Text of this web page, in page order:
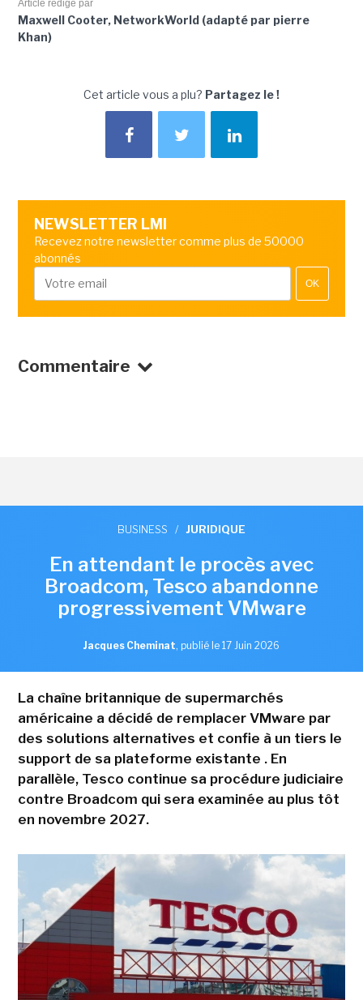
Article rédigé par
Maxwell Cooter, NetworkWorld (adapté par pierre
Khan)
Cet article vous a plu? Partagez le !
NEWSLETTER LMI
Recevez notre newsletter comme plus de 50000
abonnés
OK
Commentaire
BUSINESS / JURIDIQUE
En attendant le procès avec
Broadcom, Tesco abandonne
progressivement VMware
Jacques Cheminat, publié le 17 Juin 2026
La chaîne britannique de supermarchés
américaine a décidé de remplacer VMware par
des solutions alternatives et confie à un tiers le
support de sa plateforme existante . En
parallèle, Tesco continue sa procédure judiciaire
contre Broadcom qui sera examinée au plus tôt
en novembre 2027.